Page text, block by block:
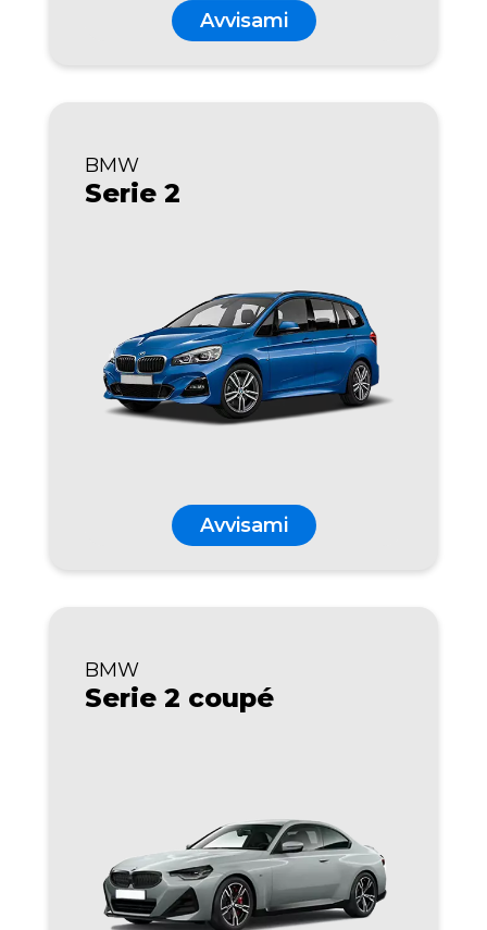
Avvisami
BMW
Serie 2
Avvisami
BMW
Serie 2 coupé